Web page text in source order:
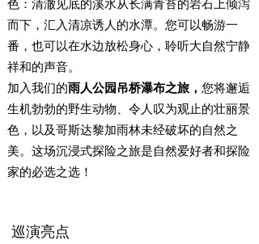
色：清澈见底的溪水从长满青苔的岩石上倾泻
而下，汇入清凉诱人的水潭。您可以畅游一
番，也可以在水边放松身心，聆听大自然宁静
祥和的声音。
加入我们的雨人公园吊桥瀑布之旅， 您将邂逅
生机勃勃的野生动物、令人叹为观止的壮丽景
色，以及哥斯达黎加雨林未经破坏的自然之
美。这场沉浸式探险之旅是自然爱好者和探险
家的必选之选！
巡演亮点